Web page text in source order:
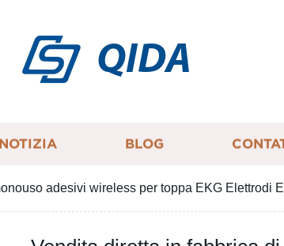
QIDA
NOTIZIA BLOG
adesivi wireless per toppa EKG Elettrodi